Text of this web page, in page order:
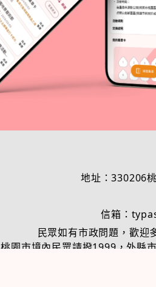
地址：330206
信箱：
民眾如有市政問題，歡迎
桃園市境內民眾請撥1999，外縣